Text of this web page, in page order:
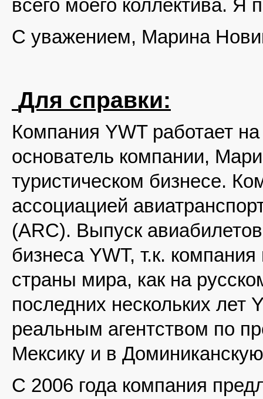
всего моего коллектива.
С уважением, Марина
Для справки:
Компания YWT работает
основатель компании,
туристическом бизнесе.
ассоциацией
(ARC). Выпуск
бизнеса YWT, т.к.
страны мира, как на
последних нескольких лет
реальным агентством по
Мексику и в
С 2006 года компания